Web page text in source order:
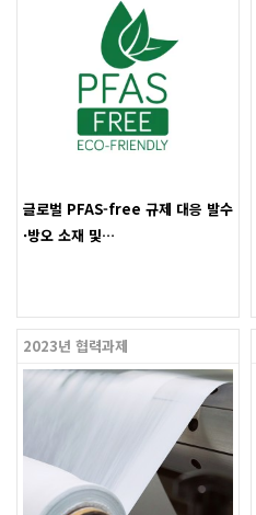
글로벌 PFAS-free 규제 대응 발수
·방오 소재 및…
2023년 협력과제